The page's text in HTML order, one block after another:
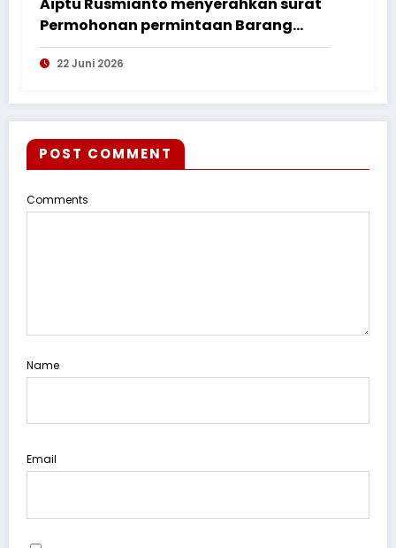
Permohonan permintaan Barang
Bukti ke Polres Kayong Utara
22 Juni 2026
POST COMMENT
Comments
Name
Email